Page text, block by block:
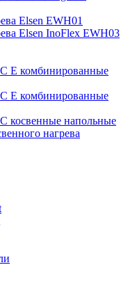
Elsen EWH01
Elsen InoFlex EWH03
E комбинированные
E комбинированные
косвенные напольные
нагрева